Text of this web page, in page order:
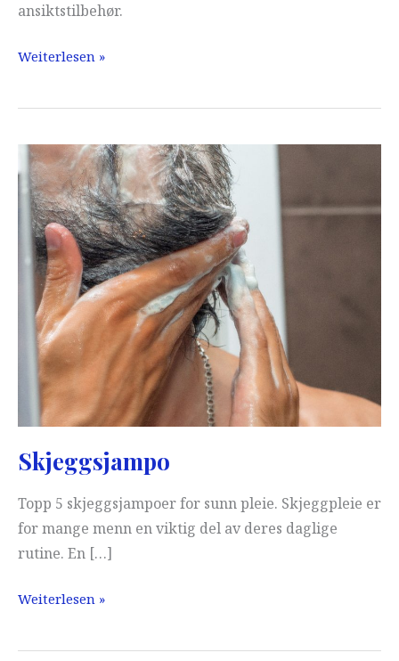
ansiktstilbehør.
Skjeggkam
Weiterlesen »
Skjeggsjampo
Topp 5 skjeggsjampoer for sunn pleie. Skjeggpleie er
for mange menn en viktig del av deres daglige
rutine. En […]
Skjeggsjampo
Weiterlesen »